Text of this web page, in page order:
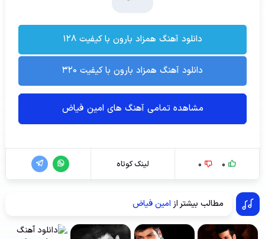
دانلود آهنگ همزاد بارون با کیفیت ۱۲۸
دانلود آهنگ همزاد بارون با کیفیت ۳۲۰
مشاهده تمامی آهنگ های امین فیاض
0
0 لینک کوتاه
مطالب بیشتر از امین فیاض